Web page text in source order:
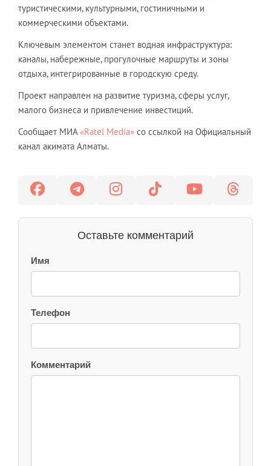
туристическими, культурными, гостиничными и
коммерческими объектами.
Ключевым элементом станет водная инфраструктура:
каналы, набережные, прогулочные маршруты и зоны
отдыха, интегрированные в городскую среду.
Проект направлен на развитие туризма, сферы услуг,
малого бизнеса и привлечение инвестиций.
Сообщает МИА «Ratel Media» со ссылкой на Официальный
канал акимата Алматы.
Оставьте комментарий
Имя
Телефон
Комментарий